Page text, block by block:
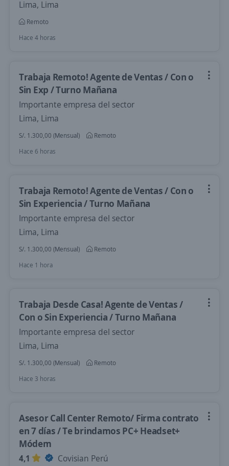
Lima, Lima
Remoto
Hace 4 horas
Trabaja Remoto! Agente de Ventas / Con o
Sin Exp / Turno Mañana
Importante empresa del sector
Lima, Lima
S/. 1.300,00 (Mensual)
Remoto
Hace 6 horas
Trabaja Remoto! Agente de Ventas / Con o
Sin Experiencia / Turno Mañana
Importante empresa del sector
Lima, Lima
S/. 1.300,00 (Mensual)
Remoto
Hace 1 hora
Trabaja Desde Casa! Agente de Ventas /
Con o Sin Experiencia / Turno Mañana
Importante empresa del sector
Lima, Lima
S/. 1.300,00 (Mensual)
Remoto
Hace 3 horas
Asesor Call Center Remoto/ Firma contrato
en 7 días / Te brindamos PC+ Headset+
Módem
4,1
Covisian Perú